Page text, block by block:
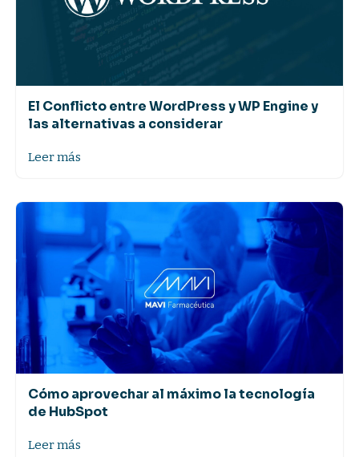
El Conflicto entre WordPress y WP Engine y
las alternativas a considerar
Leer más
Cómo aprovechar al máximo la tecnología
de HubSpot
Leer más